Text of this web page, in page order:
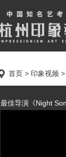
首页 > 印象视频
最佳导演《Night